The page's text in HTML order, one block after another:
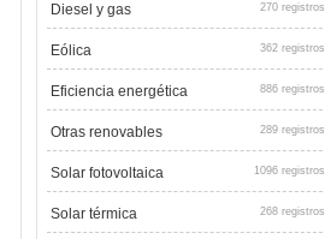
Diesel y gas 270 registros
Eólica 362 registros
Eficiencia energética 886 registros
Otras renovables 289 registros
Solar fotovoltaica 1096 registros
Solar térmica 268 registros